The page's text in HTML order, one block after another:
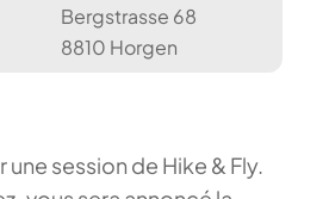
Bergstrasse 68
8810 Horgen
session de Hike & Fly.